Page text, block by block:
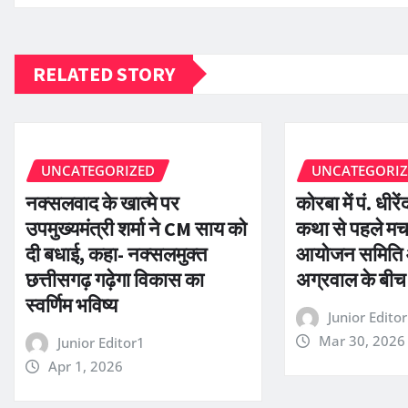
RELATED STORY
UNCATEGORIZED
नक्सलवाद के खात्मे पर
उपमुख्यमंत्री शर्मा ने CM साय को
दी बधाई, कहा- नक्सलमुक्त
छत्तीसगढ़ गढ़ेगा विकास का
स्वर्णिम भविष्य
Junior Editor1
Apr 1, 2026
कोरबा में पं.
कथा से पहले
आयोजन
अग्रवाल के बीच
Junior
Mar 30, 2026